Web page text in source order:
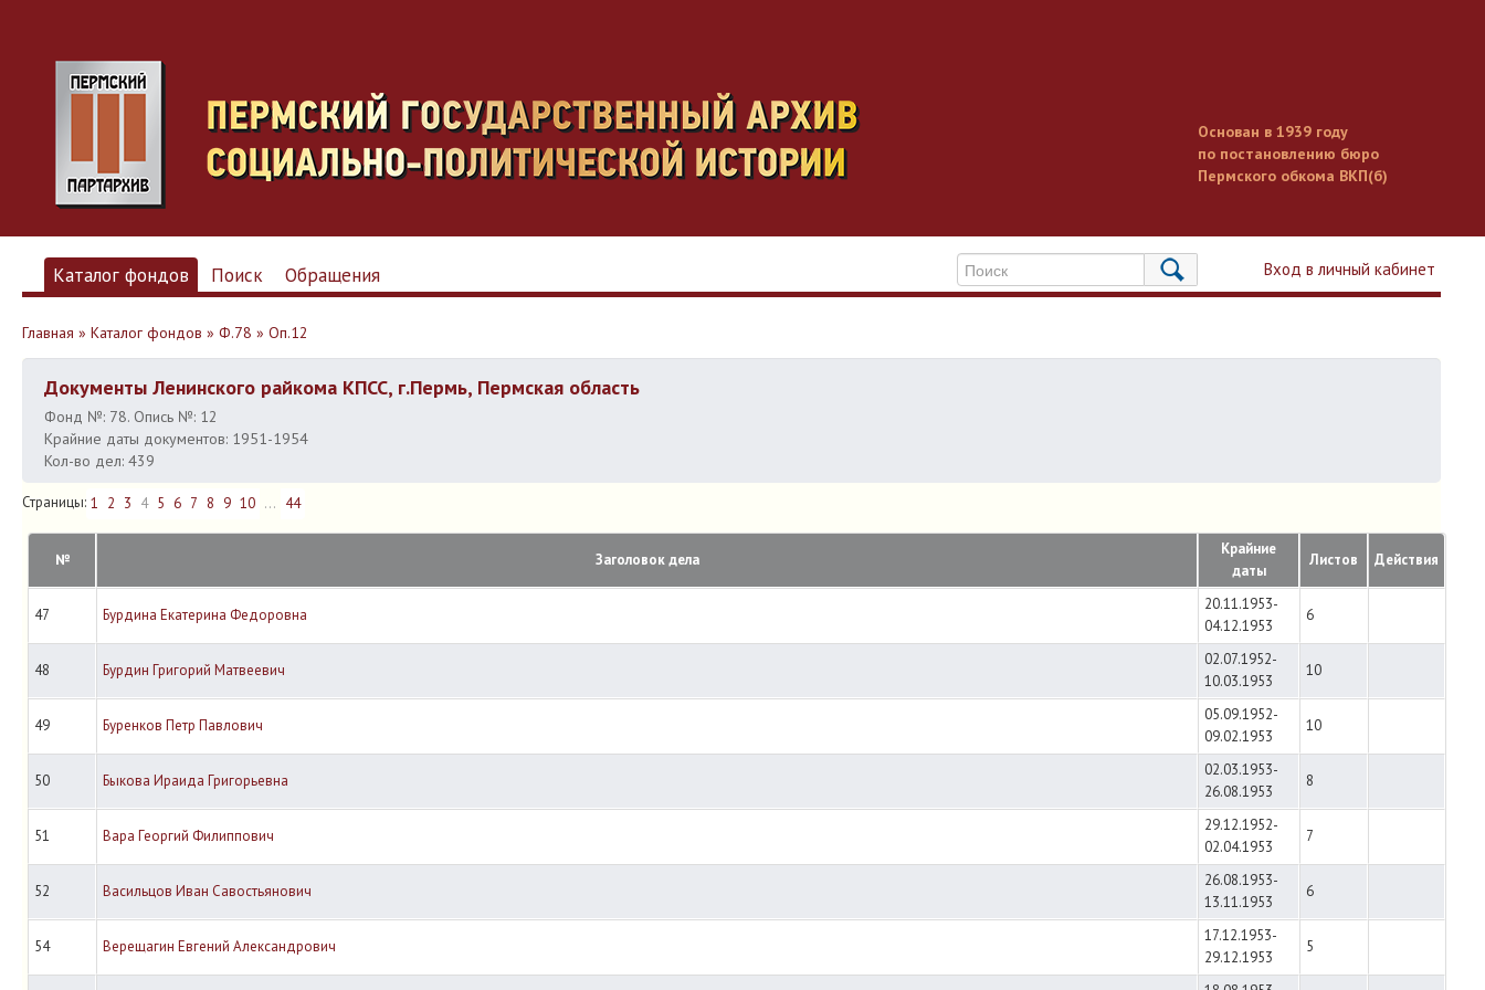
Основан в 1939 году
по постановлению бюро
Пермского обкома ВКП(б)
Вход в личный кабинет
Каталог фондов Поиск Обращения
Главная » Каталог фондов » Ф.78 » Оп.12
Документы Ленинского райкома КПСС, г.Пермь, Пермская область
Фонд №: 78. Опись №: 12
Крайние даты документов: 1951-1954
Кол-во дел: 439
Страницы: 1 2 3 4 5 6 7 8 9 10 ... 44
№ Заголовок дела
Крайние
даты
Листов Действия
47 Бурдина Екатерина Федоровна
20.11.1953-
04.12.1953
6
48 Бурдин Григорий Матвеевич
02.07.1952-
10.03.1953
10
49 Буренков Петр Павлович
05.09.1952-
09.02.1953
10
50 Быкова Ираида Григорьевна
02.03.1953-
26.08.1953
8
51 Вара Георгий Филиппович
29.12.1952-
02.04.1953
7
52 Васильцов Иван Савостьянович
26.08.1953-
13.11.1953
6
54 Верещагин Евгений Александрович
17.12.1953-
29.12.1953
5